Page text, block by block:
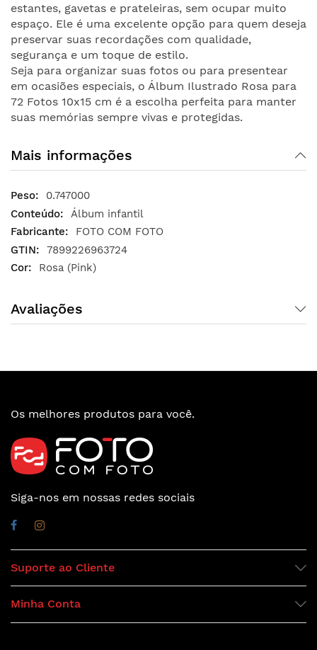
estantes, gavetas e prateleiras, sem ocupar muito
espaço. Ele é uma excelente opção para quem deseja
preservar suas recordações com qualidade,
segurança e um toque de estilo.
Seja para organizar suas fotos ou para presentear
em ocasiões especiais, o Álbum Ilustrado Rosa para
72 Fotos 10x15 cm é a escolha perfeita para manter
suas memórias sempre vivas e protegidas.
Mais informações
0.747000
Álbum infantil
FOTO COM FOTO
7899226963724
Rosa (Pink)
Avaliações
Os melhores produtos para você.
Siga-nos em nossas redes sociais
Suporte ao Cliente
Minha Conta